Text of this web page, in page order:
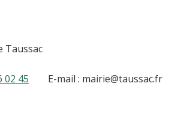
Taussac
02 45 E-mail : mairie@taussac.fr